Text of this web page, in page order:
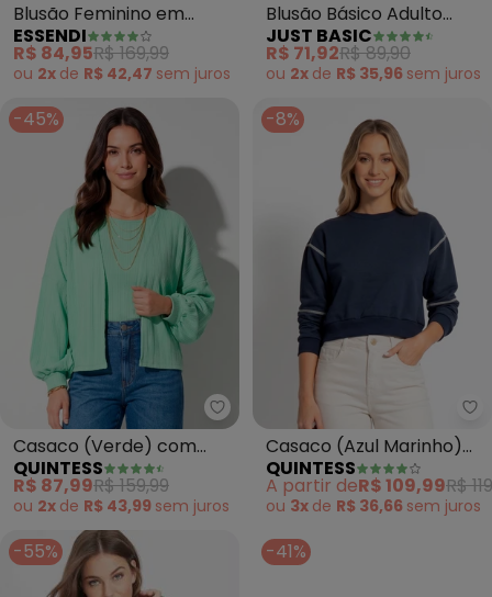
Blusão Feminino em
Moletom (Verde)
ESSENDI
R$ 84,95R$ 169,99
ou 2x de R$ 42,47 sem juros
Blusão Básico Adulto
(Verde)
JUST BASIC
R$ 71,92R$ 89,90
ou 2x de R$ 35,96 sem juros
-45%
Quintess - Casaco (Verde)
Casaco (Verde) com
Manga Bufante
QUINTESS
R$ 87,99R$ 159,99
ou 2x de R$ 43,99 sem juros
-8%
Casaco (Azul Marinho)
em Moletom
QUINTESS
A partir deR$ 109,99R$
ou 3x de R$ 36,66 sem juros
-55% -41%